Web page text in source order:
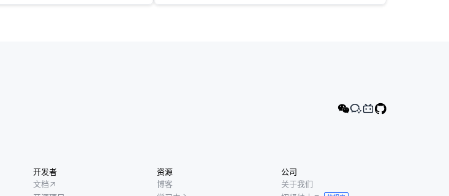
开发者
文档
资源
博客
公司
关于我们